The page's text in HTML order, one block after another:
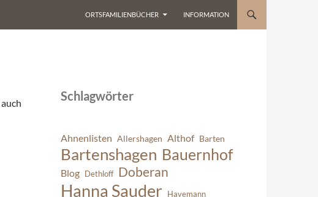
ORTSFAMILIENBÜCHER INFORMATION
auch
Schlagwörter
Ahnenlisten Allershagen Althof Barten
Bartenshagen Bauernhof
Blog Dethloff Doberan
Hanna Sauder
Havemann